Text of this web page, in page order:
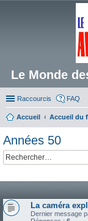
Le Monde
Raccourcis FAQ
Accueil Accueil du
Années 50
La caméra
Dernier message